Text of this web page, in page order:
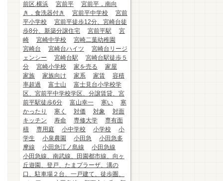
前区.横浜
宮前平
宮前平，南向
き，食洗器付き
宮前平中学校
宮前
平小学校
宮前平徒歩12分、宮崎台徒
歩8分、新築分譲住宅
宮前平駅
宮
崎
宮崎中学校
宮崎二葉幼稚園
宮崎台
宮崎台ハイツ
宮崎台リージ
ェンシー
宮崎台駅
宮崎台駅徒歩５
分
宮崎小学校 家を売る
家屋
家族
家族向け 家系 家賃
容積
率超過
富士山
富士見台小学校学
区、宮前平中学校学区、分譲賃貸、宮
前平駅徒歩6分
富山幸一 寒い
寒
かったり
寒く 対価 対象
対面
キッチン
寿命 専修大学
専有面
積
専用庭 小中学校 小学校
小
学生
小泉農園 小田急
小田急多
摩線
小田急江ノ島線
小田急線
小田急線、南武線、田園都市線、向ヶ
丘遊園、登戸、たまプラーザ、溝の
口、駐車場２台、一戸建て、徒歩圏、